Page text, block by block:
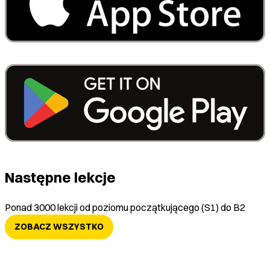
Następne lekcje
Ponad 3000 lekcji od poziomu początkującego (S1) do B2
ZOBACZ WSZYSTKO